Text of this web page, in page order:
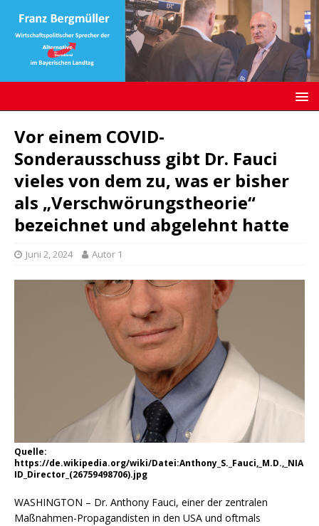
Vor einem COVID-
Sonderausschuss gibt Dr. Fauci
vieles von dem zu, was er bisher
als „Verschwörungstheorie“
bezeichnet und abgelehnt hatte
Juni 2, 2024 Autor 1
Quelle:
https://de.wikipedia.org/wiki/Datei:Anthony_S._Fauci,_M.D.,_NIA
ID_Director_(26759498706).jpg
WASHINGTON – Dr. Anthony Fauci, einer der zentralen
Maßnahmen-Propagandisten in den USA und oftmals